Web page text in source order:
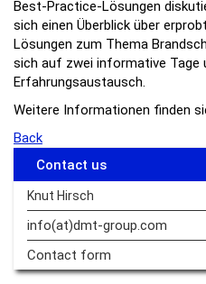
Best-Practice-Lösungen
sich einen Überblick über
Lösungen zum Thema
sich auf zwei informative Tage
Erfahrungsaustausch.
Weitere Informationen finden
Back
Contact us
Knut Hirsch
info(at)dmt-group.com
Contact form